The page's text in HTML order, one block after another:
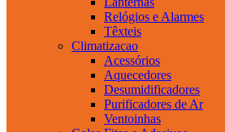
Relógios e Alarmes
Têxteis
Climatizacao
Acessórios
Aquecedores
Desumidificadores
Purificadores de Ar
Ventoinhas